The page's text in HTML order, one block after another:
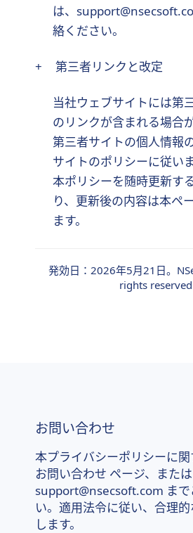
は、
絡ください。
+ 第三者リンクと改定
当社ウェブサイトには第
のリンクが含まれる場合
第三者サイトの個人情報
サイトのポリシーに従い
本ポリシーを随時更新す
り、更新後の内容は本ペ
ます。
発効日：2026年5月21日。
rights
お問い合わせ
本プライバシーポリシーに関
お問い合わせ ページ、または
support@nsecsoft.com ま
い。適用法令に従い、合理
します。